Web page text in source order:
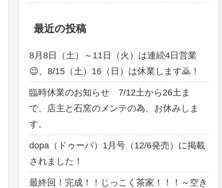
最近の投稿
8月8日（土）～11日（火）は連続4日営業
😉、8/15（土）16（日）は休業します🙇！
臨時休業のお知らせ 7/12土から26土ま
で、店主と石窯のメンテの為、お休みしま
す。
dopa（ドゥーパ）1月号（12/6発売）に掲載
されました！
最終回！完成！！じっこく茶家！！！～空き